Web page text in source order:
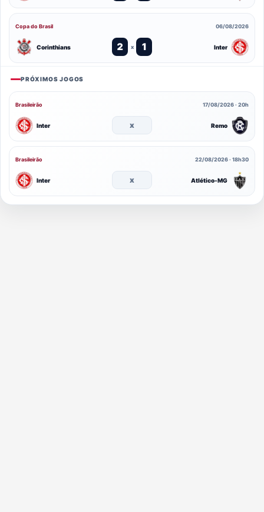
Copa do Brasil 06/08/2026
Corinthians 2 x 1 Inter
PRÓXIMOS JOGOS
Brasileirão 17/08/2026 · 20h
Inter x Remo
Brasileirão 22/08/2026 · 18h30
Inter x Atlético-MG